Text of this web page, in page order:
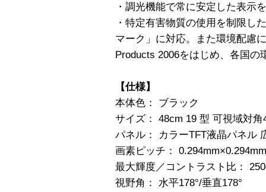
・調光機能で常に安定した表示
・特定有害物質の使用を制限し
マーク」に対応。また環境配慮
Products 2006をはじめ、各国
【仕様】
本体色： ブラック
サイズ： 48cm 19 型 可視域対角
パネル： カラーTFT液晶パネル
画素ピッチ： 0.294mm×0.294mm
最大輝度／コントラスト比：
視野角： 水平178°/垂直178°